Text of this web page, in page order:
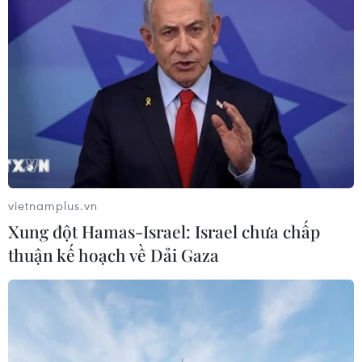
Ảnh minh họa. (Nguồn: TTXVN)
Bộ trưởng Nguyễn Xuân Cường cho rằng, cải
thiện hai khâu yếu nhất đó phải có các doanh
nghiệp có tiềm lực lớn, tập trung vào chuỗi giá
vietnamplus.vn
Xung đột Hamas-Israel: Israel chưa chấp
thuận kế hoạch về Dải Gaza